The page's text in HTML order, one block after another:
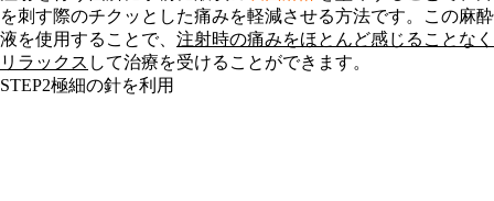
を刺す際のチクッとした痛みを軽減させる方法です。この麻酔
液を使用することで、 注射時の痛みをほとんど感じることなく
リラックス して治療を受けることができます。
STEP2極細の針を利用